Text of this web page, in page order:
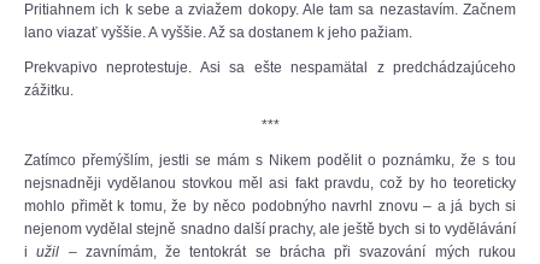
Pritiahnem ich k sebe a zviažem dokopy. Ale tam sa nezastavím. Začnem
lano viazať vyššie. A vyššie. Až sa dostanem k jeho pažiam.
Prekvapivo neprotestuje. Asi sa ešte nespamätal z predchádzajúceho
zážitku.
***
Zatímco přemýšlím, jestli se mám s Nikem podělit o poznámku, že s tou
nejsnadněji vydělanou stovkou měl asi fakt pravdu, což by ho teoreticky
mohlo přimět k tomu, že by něco podobnýho navrhl znovu – a já bych si
nejenom vydělal stejně snadno další prachy, ale ještě bych si to vydělávání
iužil – zavnímám, že tentokrát se brácha při svazování mých rukou